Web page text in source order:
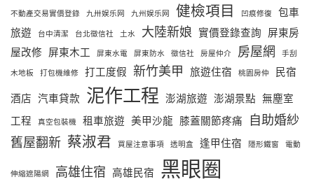
不動產交易實價登錄 九卅娱乐网 九州娱乐网 健檢項目 凹痕修復
包車
旅遊
台中清潔 台北徵信社 土水 大陸新娘 實價登錄查詢 屏東房
屋改修 屏東木工 屏東水電 屏東防水 徵信社 房屋仲介 房屋網
手刮
木地板
打包機維修 打工度假 新竹美甲 旅遊住宿 桃園房仲
民宿
酒店 汽車貸款 泥作工程 澎湖旅遊 澎湖景點 無塵室
工程
真空包裝機 租車旅遊 美甲沙龍 膝蓋關節疼痛
自助婚紗
舊屋翻新 蔡淑君 買屋注意事項 透明盒 逢甲住宿 隱形鐵窗 電動
伸縮遮陽網 高雄住宿 高雄民宿 黑眼圈